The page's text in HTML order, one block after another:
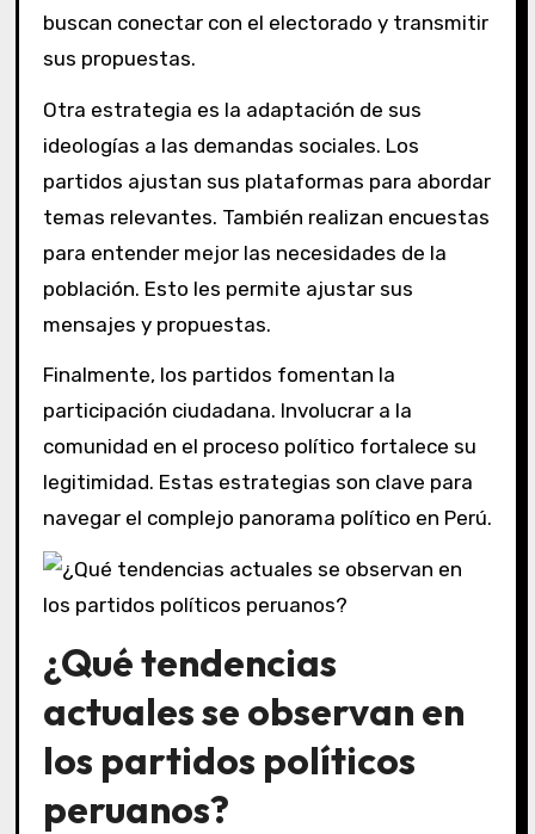
buscan conectar con el electorado y transmitir
sus propuestas.
Otra estrategia es la adaptación de sus
ideologías a las demandas sociales. Los
partidos ajustan sus plataformas para abordar
temas relevantes. También realizan encuestas
para entender mejor las necesidades de la
población. Esto les permite ajustar sus
mensajes y propuestas.
Finalmente, los partidos fomentan la
participación ciudadana. Involucrar a la
comunidad en el proceso político fortalece su
legitimidad. Estas estrategias son clave para
navegar el complejo panorama político en Perú.
¿Qué tendencias
actuales se observan en
los partidos políticos
peruanos?